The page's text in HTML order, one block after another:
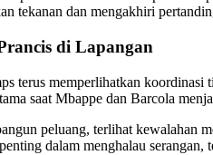
tekanan dan mengakhiri
di Lapangan
terus memperlihatkan koordinasi
saat Mbappe dan Barcola
peluang, terlihat kewalahan
dalam menghalau